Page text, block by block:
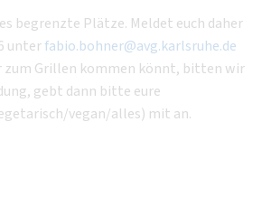
begrenzte Plätze. Meldet euch daher
unterfabio.bohner@avg.karlsruhe.de
zum Grillen kommen könnt, bitten wir
gebt dann bitte eure
vegan/alles) mit an.